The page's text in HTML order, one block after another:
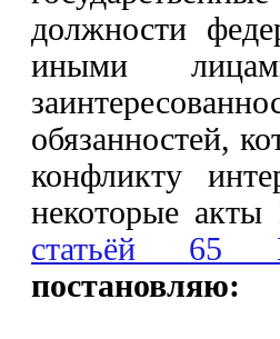
должности
иными
обязанностей,
конфликту
некоторые акты
статьёй 65
постановляю: